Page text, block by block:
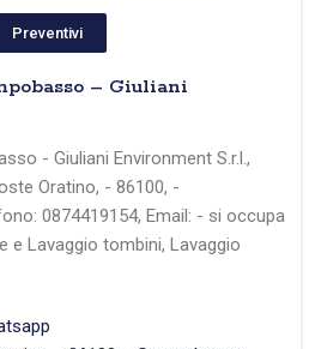
Preventivi
– Giuliani
- Giuliani Environment S.r.l.,
Oratino, - 86100, -
0874419154, Email: - si occupa
e Lavaggio tombini, Lavaggio